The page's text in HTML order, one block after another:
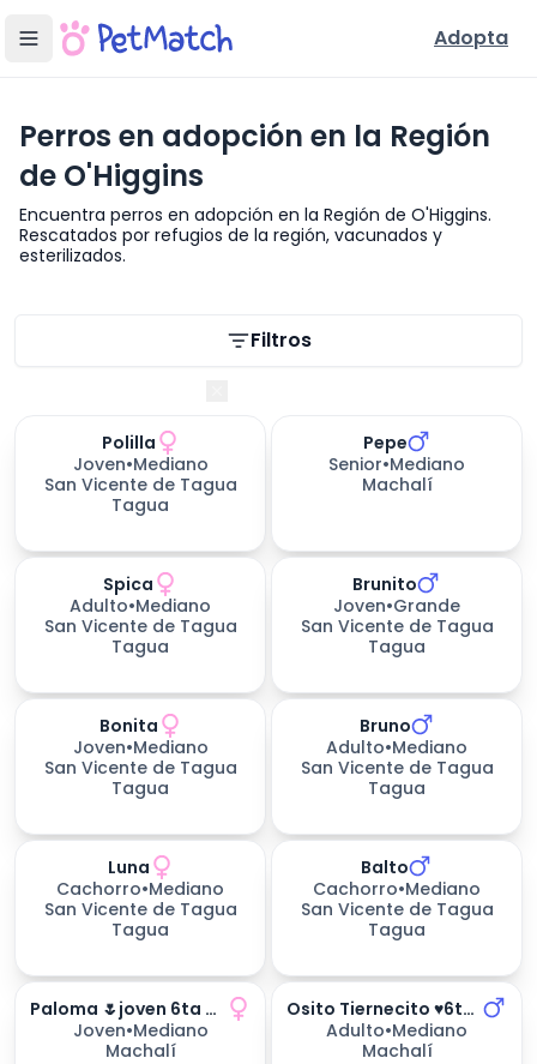
Adopta
Perros en adopción en la Región
de O'Higgins
Encuentra perros en adopción en la Región de O'Higgins.
Rescatados por refugios de la región, vacunados y
esterilizados.
Filtros
días esperando
Polilla
Joven•Mediano
San Vicente de Tagua
Tagua
Pepe
Senior•Mediano
Machalí
Spica
Adulto•Mediano
San Vicente de Tagua
Tagua
Brunito
Joven•Grande
San Vicente de Tagua
Tagua
Bonita
Joven•Mediano
San Vicente de Tagua
Tagua
Bruno
Adulto•Mediano
San Vicente de Tagua
Tagua
días esperando
Luna
Cachorro•Mediano
San Vicente de Tagua
Tagua
Balto
Cachorro•Mediano
San Vicente de Tagua
Tagua
Paloma 🌷joven 6ta Región
Joven•Mediano
Machalí
Osito Tiernecito ♥️6ta Región
Adulto•Mediano
Machalí